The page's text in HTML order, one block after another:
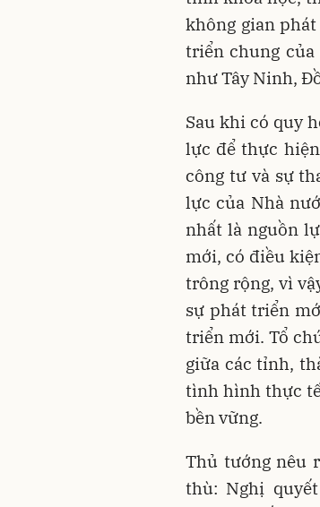
không gian
triển chung
như Tây Ninh,
Sau khi có quy
lực để thực
công tư và sự
lực của Nhà
nhất là nguồn
mới, có điều
trông rộng, vì
sự phát triển
triển mới. Tổ
giữa các tỉnh,
tình hình thực
bền vững.
Thủ tướng nêu
thù: Nghị